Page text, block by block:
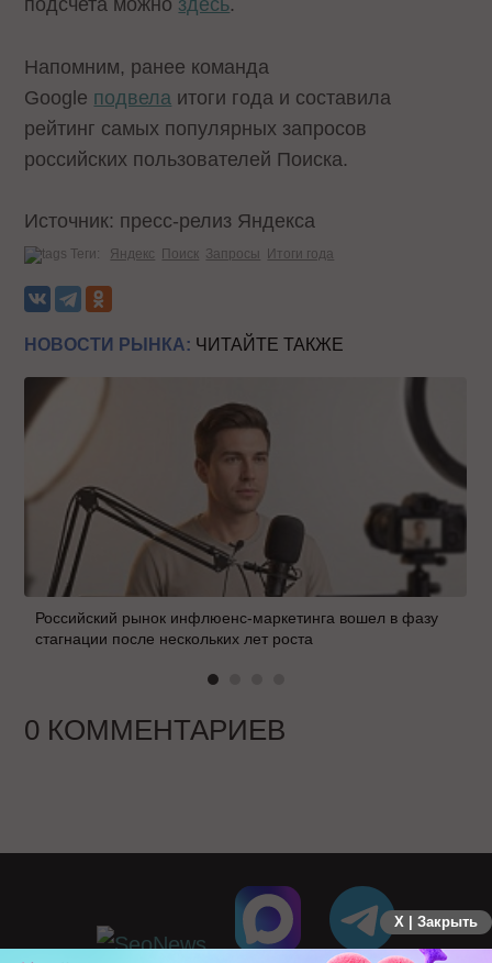
Напомним, ранее команда
Google подвела итоги года и составила
рейтинг самых популярных запросов
российских пользователей Поиска.
Источник: пресс-релиз Яндекса
Теги: Яндекс Поиск Запросы Итоги года
НОВОСТИ РЫНКА: ЧИТАЙТЕ ТАКЖЕ
Российский рынок инфлюенс-маркетинга вошел в фазу
стагнации после нескольких лет роста
0 КОММЕНТАРИЕВ
X | Закрыть